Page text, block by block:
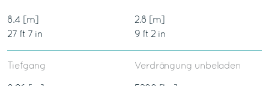
8.4 [m]
27 ft 7 in
2.8 [m]
9 ft 2 in
Tiefgang Verdrängung unbeladen